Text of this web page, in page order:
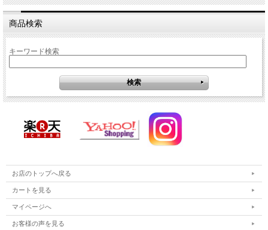
商品検索
キーワード検索
お店のトップへ戻る
カートを見る
マイページへ
お客様の声を見る